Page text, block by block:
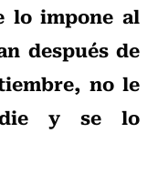
lo impone al
después de
no le
y se lo